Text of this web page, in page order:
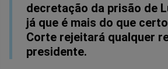
decretação da prisão de
já que é mais do que
Corte rejeitará qualquer
presidente.